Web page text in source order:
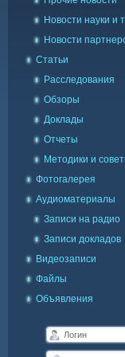
Новости науки и
Новости
Статьи
Расследования
Обзоры
Доклады
Отчеты
Методики и
Фотогалерея
Каталог фото
Галерея на карте
Аудиоматериалы
Записи на радио
Записи докладов
Видеозаписи
Файлы
Объявления